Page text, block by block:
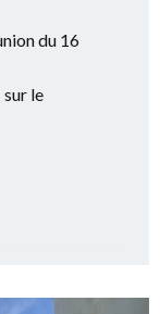
du 16
sur le